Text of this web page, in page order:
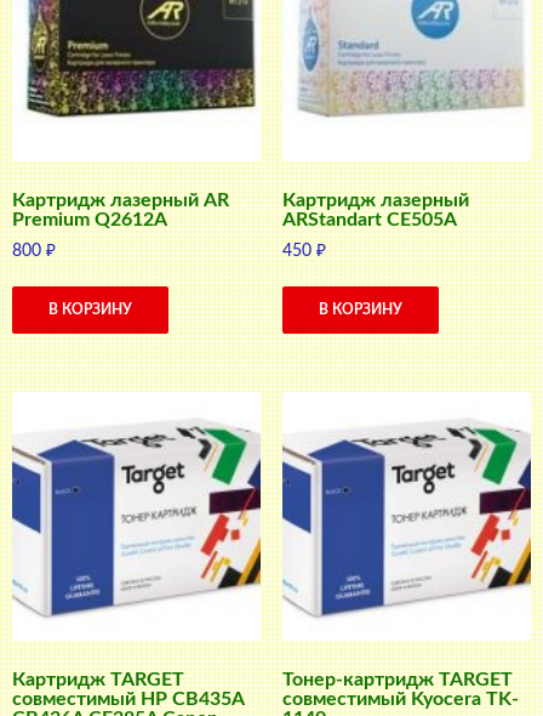
Картридж лазерный AR
Premium Q2612A
800₽
В КОРЗИНУ
Картридж лазерный
ARStandart CE505A
450₽
В КОРЗИНУ
Картридж TARGET
совместимый HP CB435A
Тонер-картридж TARGET
совместимый Kyocera TK-